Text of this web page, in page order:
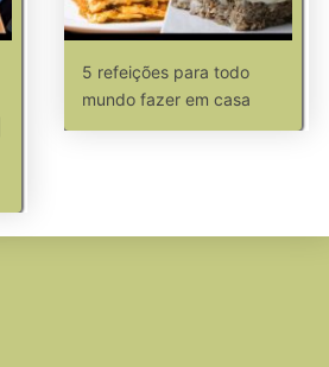
5 refeições para todo
mundo fazer em casa